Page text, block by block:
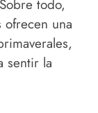
todo,
ofrecen una
sentir la